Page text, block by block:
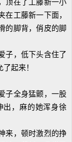
在了工藤新一小
在工藤新一下面，
的脚背，俏皮的脚
，低下头含住了
起来！
全身猛颤，一股
出，麻的她浑身徐
，顿时激烈的挣